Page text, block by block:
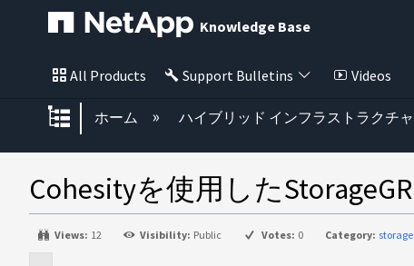
Knowledge Base
All Products Support Bulletins Videos
グローバル階層を展開/折りたたむ
ホーム ハイブリッド インフラストラクチャ
Cohesityを使用した
Views: 12 Visibility: Public Votes: 0 Category: